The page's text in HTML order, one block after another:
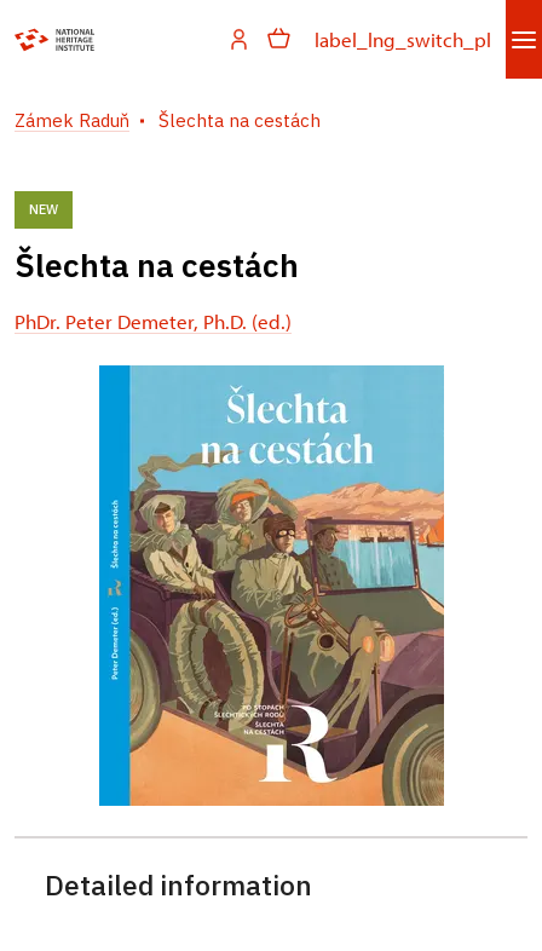
label_lng_switch_pl
Zámek Raduň Šlechta na cestách
NEW
Šlechta na cestách
PhDr. Peter Demeter, Ph.D. (ed.)
Detailed information